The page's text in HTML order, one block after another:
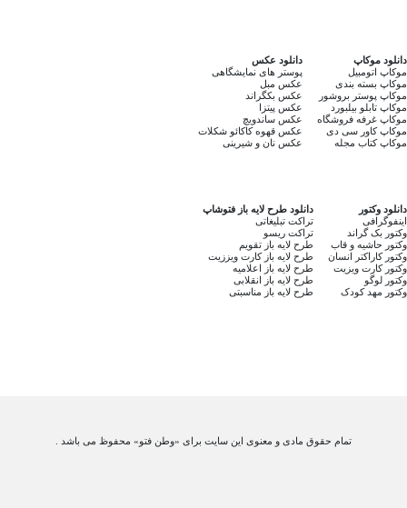
دانلود موکاپ
موکاپ اتومبیل
موکاپ بسته بندی
موکاپ پوستر بروشور
موکاپ تابلو بیلبورد
موکاپ غرفه فروشگاه
موکاپ کاور سی دی
موکاپ کتاب مجله
دانلود عکس
پوستر های نمایشگاهی
عکس مبل
عکس بکگراند
عکس پیتزا
عکس ساندویچ
عکس قهوه کاکائو شکلات
عکس نان و شیرینی
دانلود وکتور
اینفوگرافی
وکتور بک گراند
وکتور حاشیه و قاب
وکتور کاراکتر انسان
وکتور کارت ویزیت
وکتور لوگو
وکتور مهد کودک
دانلود طرح لایه باز فتوشاپ
تراکت تبلیغاتی
تراکت ریسو
طرح لایه باز تقویم
طرح لایه باز کارت ویززیت
طرح لایه باز اعلامیه
طرح لایه باز انقلابی
طرح لایه باز مناسبتی
تمام حقوق مادی و معنوی این سایت برای «وطن فتو» محفوظ می باشد .